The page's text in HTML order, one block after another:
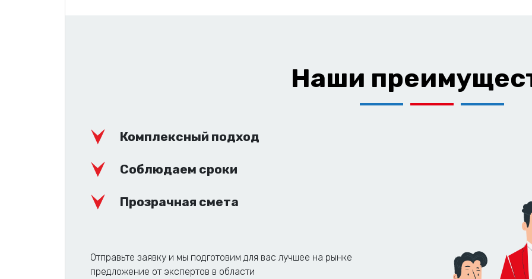
Наши
Комплексный подход
Соблюдаем сроки
Прозрачная смета
Отправьте заявку и мы подготовим для вас лучшее на рынке
предложение от экспертов в области